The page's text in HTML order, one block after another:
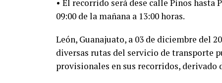
• El recorrido será dese calle Pinos hasta
09:00 de la mañana a 13:00 horas.
León, Guanajuato, a 03 de diciembre del
diversas rutas del servicio de transporte
provisionales en sus recorridos, derivado